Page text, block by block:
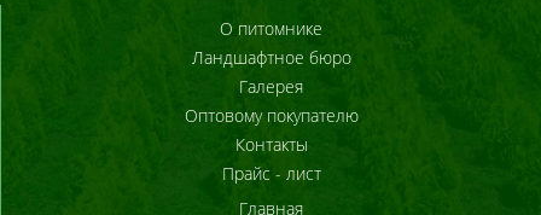
О питомнике
Ландшафтное бюро
Галерея
Оптовому покупателю
Контакты
Прайс - лист
Главная